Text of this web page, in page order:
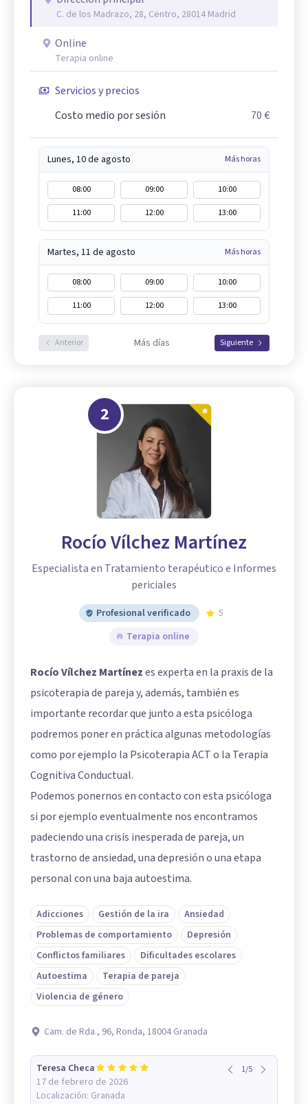
C. de los Madrazo, 28, Centro, 28014 Madrid
Online
Terapia online
Servicios y precios
Costo medio por sesión
70 €
Lunes, 10 de agosto Más horas
08:00 09:00
10:00
11:00
12:00 13:00
Martes, 11 de agosto Más horas
08:00 09:00
10:00
11:00
12:00 13:00
Anterior Más días Siguiente
2
Rocío Vílchez Martínez
Especialista en Tratamiento terapéutico e Informes
periciales
Profesional verificado
5
Terapia online
Rocío Vílchez Martínezes experta en la praxis de la
psicoterapia de pareja y, además, también es
importante recordar que junto a esta psicóloga
podremos poner en práctica algunas metodologías
como por ejemplo la Psicoterapia ACT o la Terapia
Cognitiva Conductual.
Podemos ponernos en contacto con esta psicóloga
si por ejemplo eventualmente nos encontramos
padeciendo una crisis inesperada de pareja, un
trastorno de ansiedad, una depresión o una etapa
personal con una baja autoestima.
Adicciones Gestión de la ira
Ansiedad
Problemas de comportamiento
Depresión
Conflictos familiares
Dificultades escolares
Autoestima
Terapia de pareja
Violencia de género
Cam. de Rda., 96, Ronda, 18004 Granada
Teresa Checa
17 de febrero de 2026
Localización: Granada
1/5